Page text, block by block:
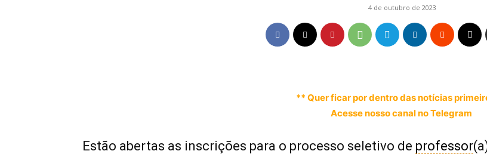
4 de outubro de 2023
** Quer ficar por dentro das notícias
Acesse nosso canal no Telegram
Estão abertas as inscrições para o processo seletivo de professor